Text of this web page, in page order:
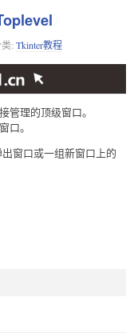
: Tkinter教程
管理的顶级窗口。
口。
窗口或一组新窗口上的